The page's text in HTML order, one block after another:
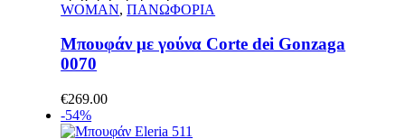
WOMAN,ΠΑΝΩΦΟΡΙΑ
Μπουφάν με γούνα Corte dei Gonzaga
0070
€269.00
-54%